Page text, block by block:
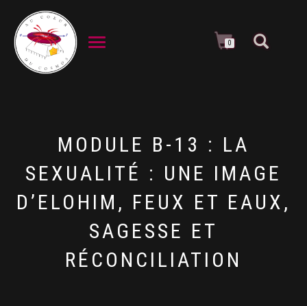
DÉPLIER LA NAVIGATION 0
MODULE B-13 : LA
SEXUALITÉ : UNE IMAGE
D’ELOHIM, FEUX ET EAUX,
SAGESSE ET
RÉCONCILIATION